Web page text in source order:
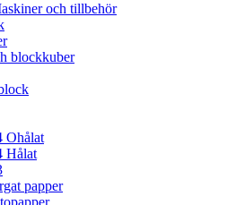
och tillbehör
blockkuber
Ohålat
Hålat
papper